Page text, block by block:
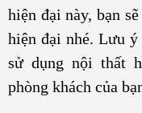
hiện đại này, bạn
hiện đại nhé. Lưu
sử dụng nội thất
phòng khách của